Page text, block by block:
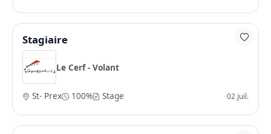
Stagiaire
Le Cerf - Volant
St- Prex 100% Stage 02 juil.